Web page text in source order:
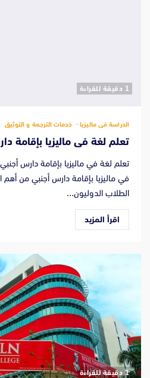
‫1 دقيقة للقراءة
الدراسة فى ماليزيا خدمات الترجمة و التوثيق
تعلم لغة فى ماليزيا بإقامة
تعلم لغة في ماليزيا بإقامة دارس
في ماليزيا بإقامة دارس أجنبي من أهم
الطلاب الدوليون...
اقرأ المزيد
‫1 دقيقة للقراءة